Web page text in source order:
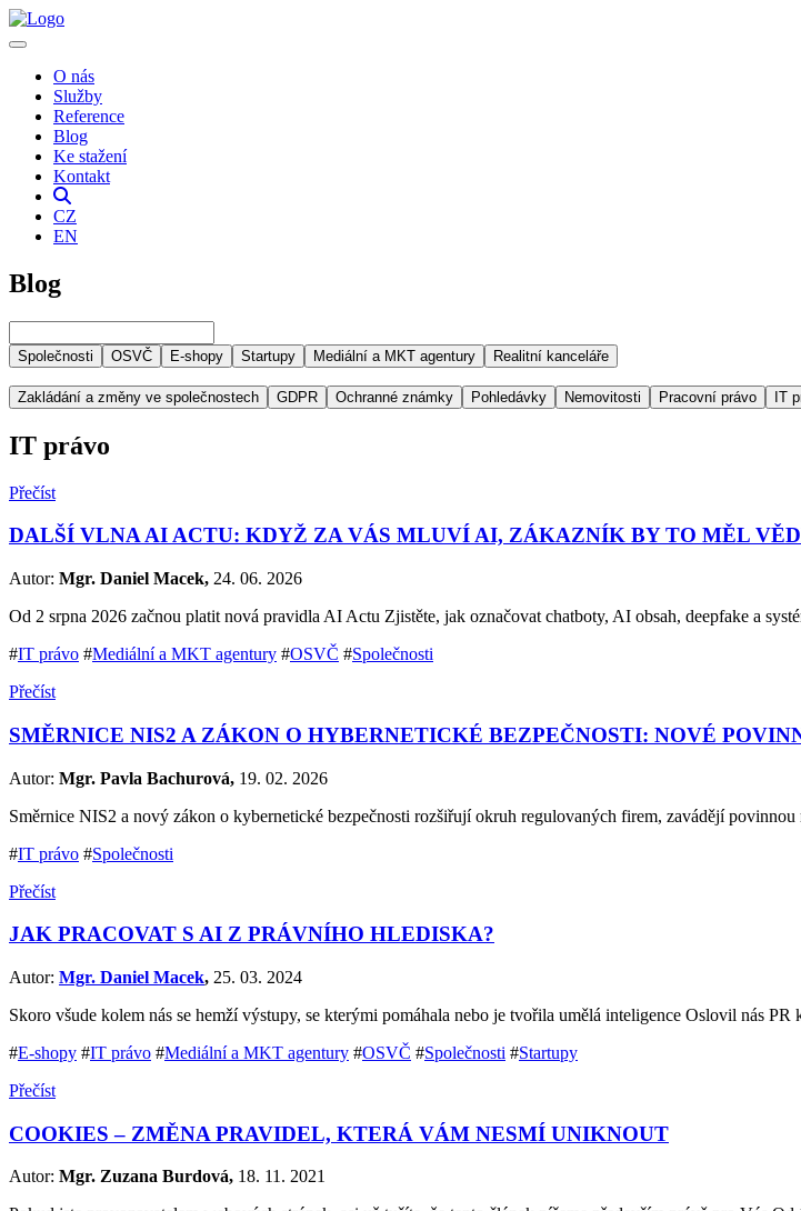
O nás
Služby
Reference
Blog
Ke stažení
Kontakt
CZ
EN
Blog
Společnosti OSVČ E-shopy Startupy Mediální a MKT agentury Realitní kanceláře
Zakládání a změny ve společnostech GDPR Ochranné známky Pohledávky Nemovitosti Pracovní právo IT
IT právo
Přečíst
DALŠÍ VLNA AI ACTU: KDYŽ ZA VÁS MLUVÍ AI, ZÁKAZNÍK BY TO MĚL
Autor: Mgr. Daniel Macek, 24. 06. 2026
Od 2 srpna 2026 začnou platit nová pravidla AI Actu Zjistěte, jak označovat chatboty, AI obsah, deepfake a
#IT právo #Mediální a MKT agentury #OSVČ #Společnosti
Přečíst
SMĚRNICE NIS2 A ZÁKON O HYBERNETICKÉ BEZPEČNOSTI: NOVÉ
Autor: Mgr. Pavla Bachurová, 19. 02. 2026
Směrnice NIS2 a nový zákon o kybernetické bezpečnosti rozšiřují okruh regulovaných firem, zavádějí
#IT právo #Společnosti
Přečíst
JAK PRACOVAT S AI Z PRÁVNÍHO HLEDISKA?
Autor: Mgr. Daniel Macek, 25. 03. 2024
Skoro všude kolem nás se hemží výstupy, se kterými pomáhala nebo je tvořila umělá inteligence Oslovil nás
#E-shopy #IT právo #Mediální a MKT agentury #OSVČ #Společnosti #Startupy
Přečíst
COOKIES – ZMĚNA PRAVIDEL, KTERÁ VÁM NESMÍ UNIKNOUT
Autor: Mgr. Zuzana Burdová, 18. 11. 2021